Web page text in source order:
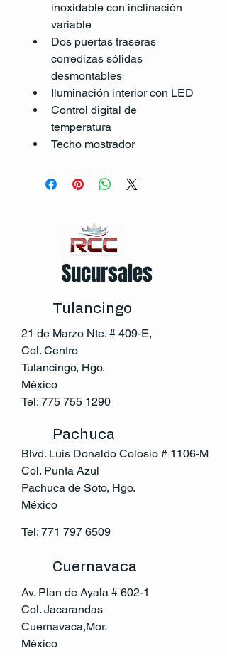
inoxidable con inclinación
variable
Dos puertas traseras
corredizas sólidas
desmontables
Iluminación interior con LED
Control digital de
temperatura
Techo mostrador
Sucursales
Tulancingo
21 de Marzo Nte. # 409-E,
Col. Centro
Tulancingo, Hgo.
México
Tel: 775 755 1290
Pachuca
Blvd. Luis Donaldo Colosio # 1106-M
Col. Punta Azul
Pachuca de Soto, Hgo.
México
Tel: 771 797 6509
Cuernavaca
Av. Plan de Ayala # 602-1
Col. Jacarandas
Cuernavaca,Mor.
México